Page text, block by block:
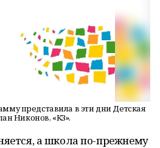
представила в эти дни Детская
Никонов, «КЗ».
а школа по-прежнему